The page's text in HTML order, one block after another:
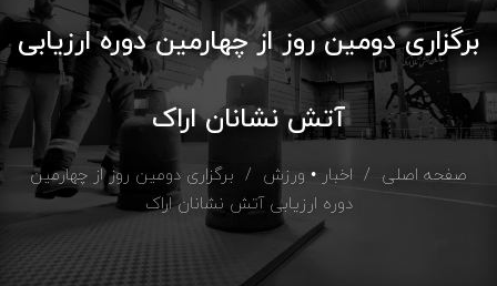
برگزاری دومین روز از چهارمین دوره ارزیابی
آتش نشانان اراک
صفحه اصلی / اخبار • ورزش / برگزاری دومین روز از چهارمین
دوره ارزیابی آتش نشانان اراک